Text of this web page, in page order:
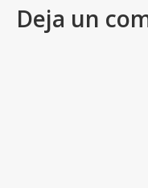
Deja un